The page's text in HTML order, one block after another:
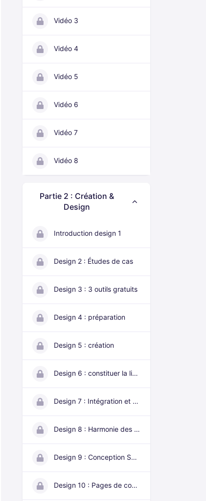
Vidéo 3
Vidéo 4
Vidéo 5
Vidéo 6
Vidéo 7
Vidéo 8
Partie 2 : Création &
Design
Introduction design 1
Design 2 : Études de cas
Design 3 : 3 outils gratuits
Design 4 : préparation
Design 5 : création
Design 6 : constituer la liste d'éléments
Design 7 : Intégration et Branding
Design 8 : Harmonie des pages
Design 9 : Conception Sommaire, À propos, Intro
Design 10 : Pages de contenu